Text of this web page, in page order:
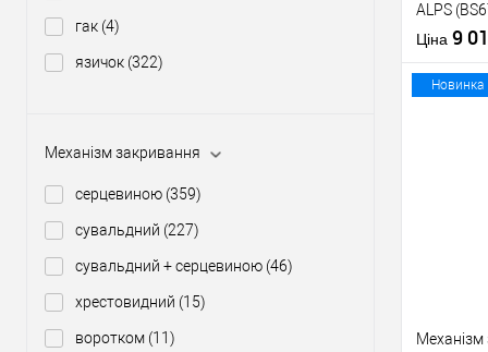
гак (4)
язичок (322)
Механізм закривання
серцевиною (359)
сувальдний (227)
сувальдний + серцевиною (46)
хрестовидний (15)
воротком (11)
Матеріал
Країна
Міжосьова
ALPS
Ціна 9
У
Новинка
Механізм